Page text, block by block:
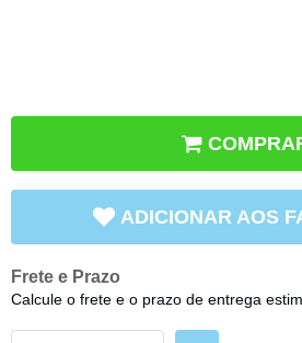
ADICIONAR AOS
Frete e Prazo
Calcule o frete e o prazo de entrega